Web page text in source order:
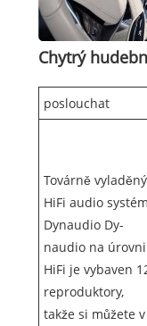
Chytrý
poslouchat
Továrně vyladěný
HiFi audio systém
Dynaudio Dy-
naudio na úrovni
HiFi je vybaven
reproduktory,
takže si můžete v